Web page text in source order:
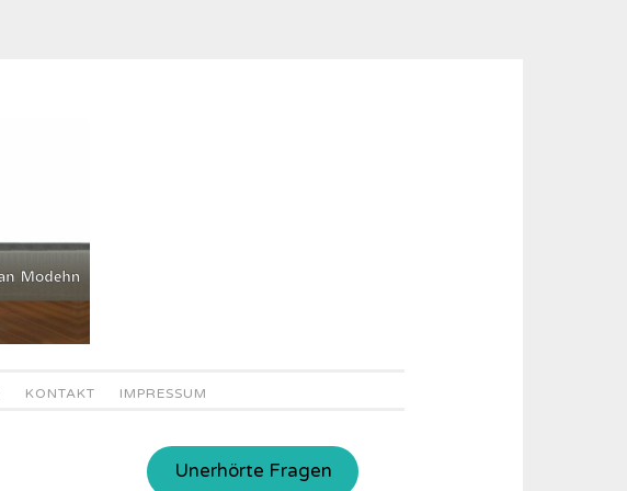
KONTAKT IMPRESSUM
Unerhörte Fragen